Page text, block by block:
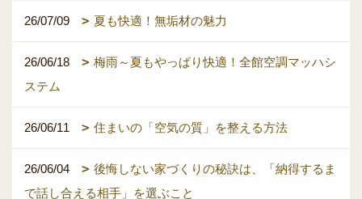
26/07/09 夏も快適！無垢材の魅力
26/06/18
梅雨～夏もやっぱり快適！全館空調マッハシ
ステム
26/06/11 住まいの「空気の質」を整える方法
26/06/04
後悔しない家づくりの秘訣は、「納得するま
で話し合える相手」を選ぶこと